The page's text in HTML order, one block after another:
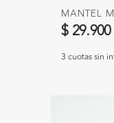
MANTEL
$ 29.900
3 cuotas sin